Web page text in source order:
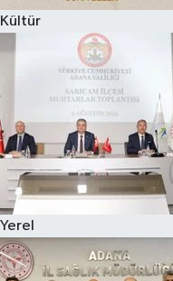
Kültür
Yerel